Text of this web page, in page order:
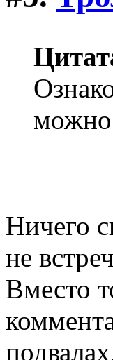
можно
Ничего
не
Вместо